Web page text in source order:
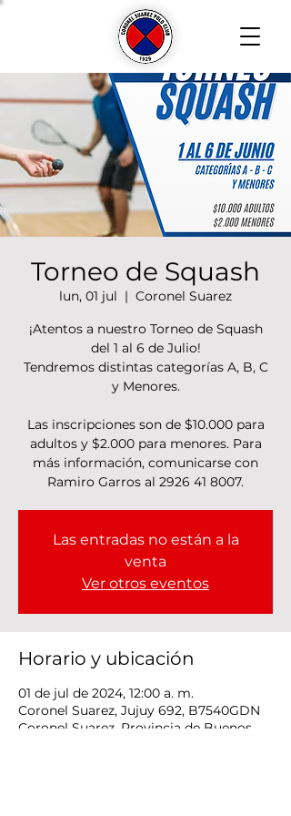
Torneo de Squash
lun, 01 jul
  |
Coronel Suarez
¡Atentos a nuestro Torneo de Squash
del 1 al 6 de Julio!
Tendremos distintas categorías A, B, C
y Menores.
Las inscripciones son de $10.000 para
adultos y $2.000 para menores. Para
más información, comunicarse con
Ramiro Garros al 2926 41 8007.
Las entradas no están a la
venta
Ver otros eventos
Horario y ubicación
01 de jul de 2024, 12:00 a. m.
Coronel Suarez, Jujuy 692, B7540GDN
Coronel Suarez, Provincia de Buenos